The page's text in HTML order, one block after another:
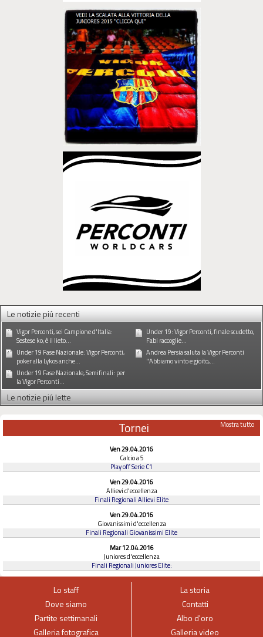
Le notizie piú recenti
Vigor Perconti, sei Campione d'Italia:
Sestese ko, è il lieto...
Under 19: Vigor Perconti, finale scudetto,
Fabi raccoglie...
Under 19 Fase Nazionale: Vigor Perconti,
poker alla Lykos anche...
Andrea Persia saluta la Vigor Perconti
"Abbiamo vinto e gioito,...
Under 19 Fase Nazionale, Semifinali: per
la Vigor Perconti...
Le notizie piú lette
Tornei Mostra tutto
Ven 29.04.2016
Calcio a 5
Play off Serie C1
Ven 29.04.2016
Allievi d'eccellenza
Finali Regionali Allievi Elite
Ven 29.04.2016
Giovanissimi d'eccellenza
Finali Regionali Giovanissimi Elite
Mar 12.04.2016
Juniores d'eccellenza
Finali Regionali Juniores Elite:
Lo staff
La storia
Dove siamo
Contatti
Partite settimanali
Albo d'oro
Galleria fotografica
Galleria video